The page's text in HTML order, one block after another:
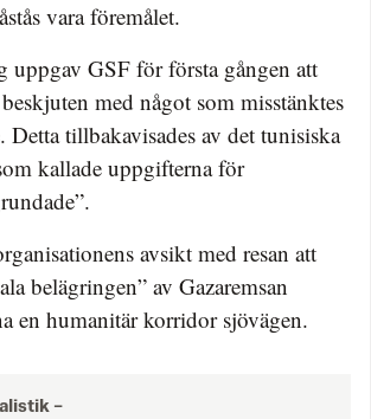
vara föremålet.
uppgav GSF för första gången att
med något som misstänktes
Detta tillbakavisades av det tunisiska
kallade uppgifterna för
avsikt med resan att
belägringen” av Gazaremsan
en humanitär korridor sjövägen.
–